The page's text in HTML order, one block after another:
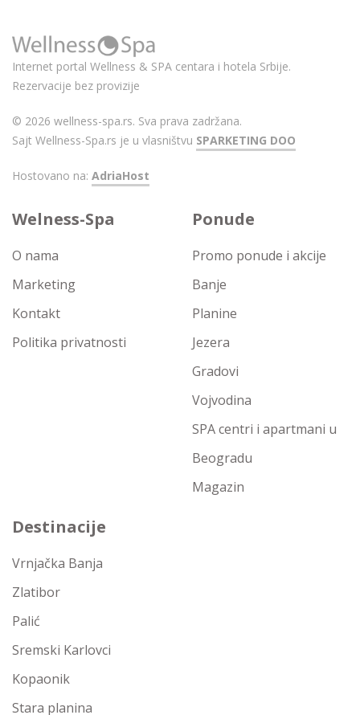
Internet portal Wellness & SPA centara i hotela Srbije.
Rezervacije bez provizije
© 2026 wellness-spa.rs. Sva prava zadržana.
Sajt Wellness-Spa.rs je u vlasništvu SPARKETING DOO
Hostovano na: AdriaHost
Welness-Spa
O nama
Marketing
Kontakt
Politika privatnosti
Ponude
Promo ponude i akcije
Banje
Planine
Jezera
Gradovi
Vojvodina
SPA centri i apartmani u
Beogradu
Magazin
Destinacije
Vrnjačka Banja
Zlatibor
Palić
Sremski Karlovci
Kopaonik
Stara planina